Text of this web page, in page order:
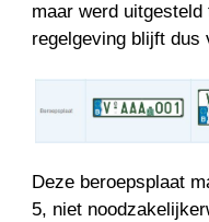
maar werd
regelgeving blijft dus
Deze beroepsplaat
5, niet